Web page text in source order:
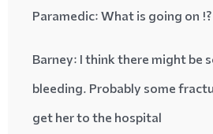
?!
Paramedic: What is going on
Barney: I think there might be
bleeding. Probably some
get her to the hospital